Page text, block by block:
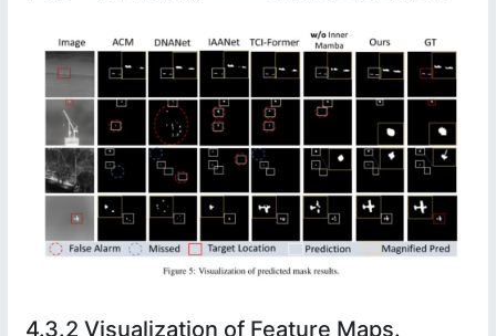
4.3.2 Visualization of Feature Maps.